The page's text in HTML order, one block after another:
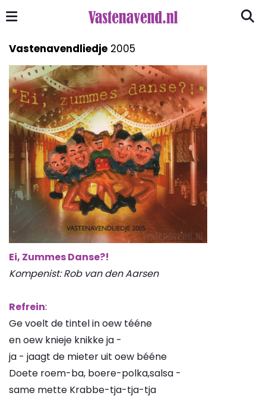
Vastenavendliedje 2005
Ei, Zummes Danse?!
Kompenist: Rob van den Aarsen
Refrein:
Ge voelt de tintel in oew tééne
en oew knieje knikke ja -
ja - jaagt de mieter uit oew bééne
Doete roem-ba, boere-polka,salsa -
same mette Krabbe-tja-tja-tja